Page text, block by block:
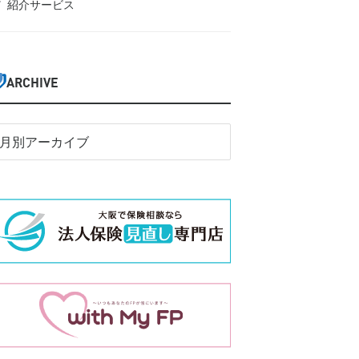
紹介サービス
ARCHIVE